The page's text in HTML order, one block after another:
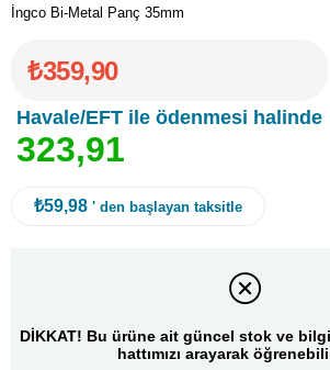
İngco Bi-Metal Panç 35mm
₺359,90
Havale/EFT ile ödenmesi halinde
323,91
₺59,98 ' den başlayan taksitle
DİKKAT! Bu ürüne ait güncel stok ve
hattımızı arayarak